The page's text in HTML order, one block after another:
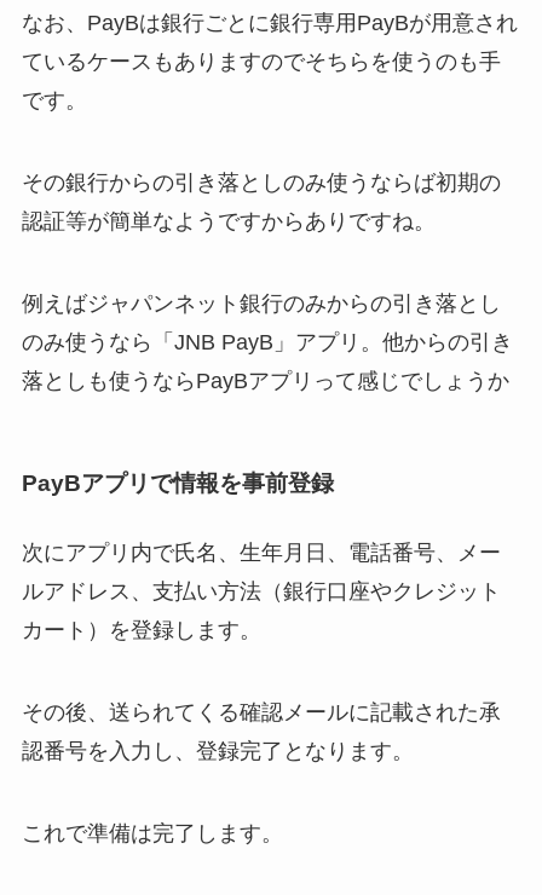
なお、PayBは銀行ごとに銀行専用PayBが用意され
ているケースもありますのでそちらを使うのも手
です。
その銀行からの引き落としのみ使うならば初期の
認証等が簡単なようですからありですね。
例えばジャパンネット銀行のみからの引き落とし
のみ使うなら「JNB PayB」アプリ。他からの引き
落としも使うならPayBアプリって感じでしょうか
PayBアプリで情報を事前登録
次にアプリ内で氏名、生年月日、電話番号、メー
ルアドレス、支払い方法（銀行口座やクレジット
カート）を登録します。
その後、送られてくる確認メールに記載された承
認番号を入力し、登録完了となります。
これで準備は完了します。